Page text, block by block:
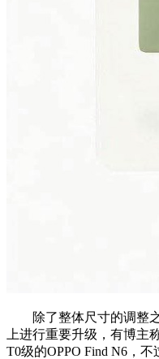
除了整体尺寸的调整之
上进行重要升级，有博主
T0级的OPPO Find N6，不